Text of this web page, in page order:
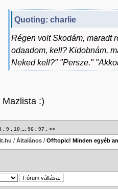
Quoting: charlie
Régen volt Skodám, maradt
odaadom, kell? Kidobnám,
Neked kell?" "Persze."
Mazlista :)
9 10 96 97 >>
/ Általános / Offtopic! Minden egyéb